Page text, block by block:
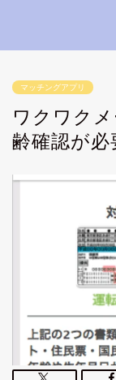
マッチングアプリ
ワクワク
齢確認が必